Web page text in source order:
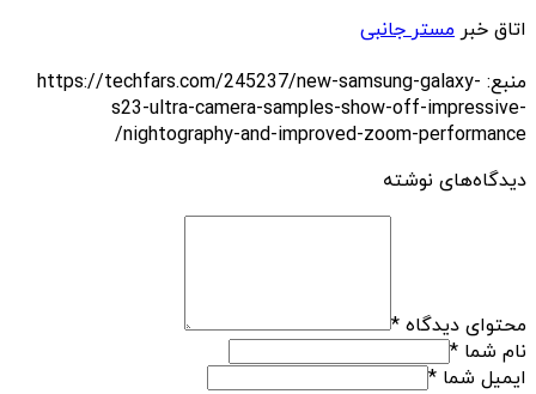
اتاق خبر مستر جانبی
منبع: https://techfars.com/245237/new-samsung-galaxy-
s23-ultra-camera-samples-show-off-impressive-
nightography-and-improved-zoom-performance/
دیدگاه‌های نوشته
محتوای دیدگاه *
نام شما *
ایمیل شما *